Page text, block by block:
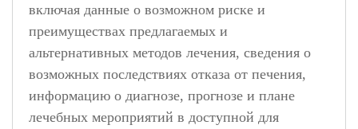
включая данные о возможном риске и
преимуществах предлагаемых и
альтернативных методов лечения, сведения о
возможных последствиях отказа от печения,
информацию о диагнозе, прогнозе и плане
лечебных мероприятий в доступной для